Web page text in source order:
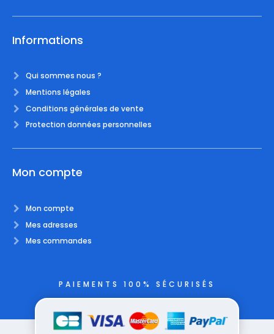
Informations
Qui sommes nous ?
Mentions légales
Conditions générales de vente
Protection données personnelles
Mon compte
Mon compte
Mes adresses
Mes commandes
PAIEMENTS 100% SÉCURISÉS